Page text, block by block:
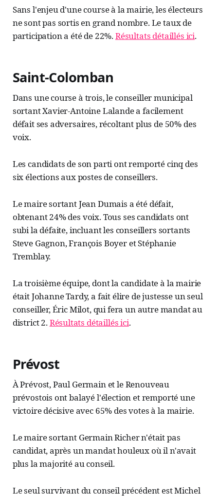
Sans l'enjeu d'une course à la mairie, les électeurs
ne sont pas sortis en grand nombre. Le taux de
participation a été de 22%.Résultats détaillés ici.
Saint-Colomban
Dans une course à trois, le conseiller municipal
sortant Xavier-Antoine Lalande a facilement
défait ses adversaires, récoltant plus de 50% des
voix.
Les candidats de son parti ont remporté cinq des
six élections aux postes de conseillers.
Le maire sortant Jean Dumais a été défait,
obtenant 24% des voix. Tous ses candidats ont
subi la défaite, incluant les conseillers sortants
Steve Gagnon, François Boyer et Stéphanie
Tremblay.
La troisième équipe, dont la candidate à la mairie
était Johanne Tardy, a fait élire de justesse un seul
conseiller, Éric Milot, qui fera un autre mandat au
district 2.Résultats détaillés ici.
Prévost
À Prévost, Paul Germain et le Renouveau
prévostois ont balayé l'élection et remporté une
victoire décisive avec 65% des votes à la mairie.
Le maire sortant Germain Richer n'était pas
candidat, après un mandat houleux où il n'avait
plus la majorité au conseil.
Le seul survivant du conseil précédent est Michel